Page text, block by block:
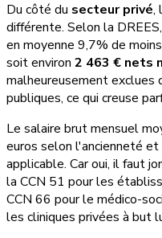
Du côté du secteur privé,
différente. Selon la
en moyenne 9,7% de
soit environ 2 463 € nets
malheureusement exclues
publiques, ce qui creuse
Le salaire brut mensuel
euros selon l'ancienneté
applicable. Car oui, il faut
la CCN 51 pour les
CCN 66 pour le médico-
les cliniques privées à but